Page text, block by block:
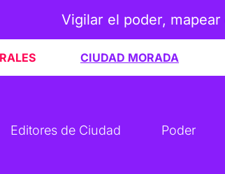
Vigilar el poder,
CIUDAD MORADA
Editores de Ciudad Poder